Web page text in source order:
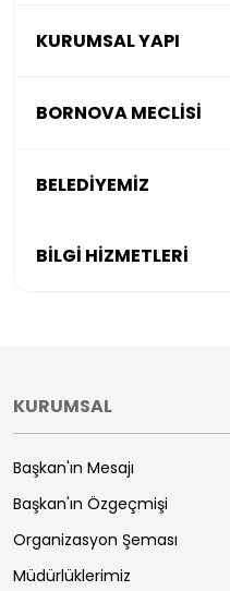
KURUMSAL YAPI
BORNOVA MECLİSİ
BELEDİYEMİZ
BİLGİ HİZMETLERİ
KURUMSAL
Başkan'ın Mesajı
Başkan'ın Özgeçmişi
Organizasyon Şeması
Müdürlüklerimiz